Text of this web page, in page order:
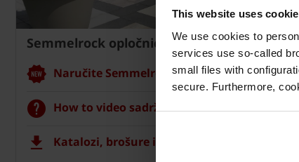
This website uses
We use cookies to
services use so-called
small files with
secure. Furthermore,
Semmelrock opločnici
Naručite Semmelrock CAD vizualizaciju
How to video sadržaj
Katalozi, brošure i tehnička dokumentacija